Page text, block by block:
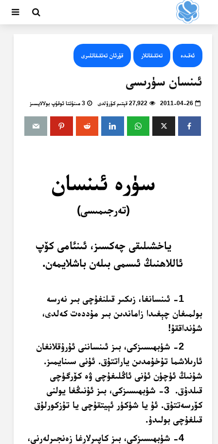
ئەقىدە تەتقىقاتلار قۇرئان تەتقىقاتلىرى
ئىنسان سۈرىسى
2011-04-26 27,922 قېتىم كۆرۈلدى 3 مىنۇتتا ئوقۇپ بولالايسىز
سۈرە ئىنسان
(تەرجىمىسى)
ياخشىلىقى چەكسىز، ئىنئامى كۆپ
ئاللاھنىڭ ئىسمى بىلەن باشلايمەن.
1- ئىنسانغا، زىكىر قىلنغۇچى بىر نەرسە
بولمىغان چېغىدا زاماندىن بىر مۇددەت كەلدى،
شۇنداققۇ!
2- شۈبھىسىزكى، بىز ئىنساننى ئۇرۇقلانغان
ئارىلاشما تۇخۇمدىن ياراتتۇق. ئۇنى سىنايمىز.
شۇنىڭ ئۈچۈن ئۇنى ئاڭلىغۇچى ۋە كۆرگۈچى
قىلدۇق.
3- شۈبھىسىزكى، بىز ئۇنىڭغا يولنى
كۆرسەتتۇق. ئۇ يا شۈكۈر ئېيتقۇچى يا تۇزكورلۇق
قىلغۇچى بولىدۇ.
4- شۈبھىسىزكى، بىز كاپىرلارغا زەنجىرلەرنى،